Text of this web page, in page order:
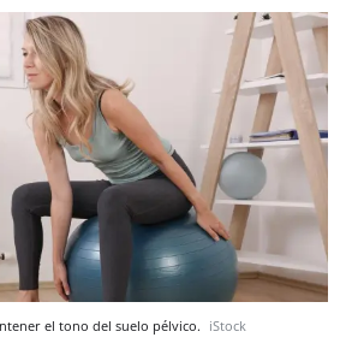
el tono del suelo pélvico. iStock